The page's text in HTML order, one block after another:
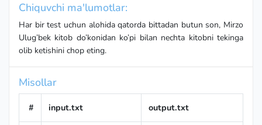
Chiquvchi ma'lumotlar:
Har bir test uchun alohida qatorda bittadan butun son, Mirzo
Ulug’bek kitob do’konidan ko’pi bilan nechta kitobni tekinga
olib ketishini chop eting.
Misollar
# input.txt output.txt